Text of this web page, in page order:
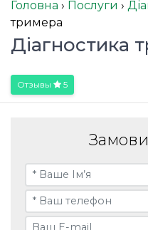
Головна › Послуги ›
тримера
Діагностика
Отзывы 5